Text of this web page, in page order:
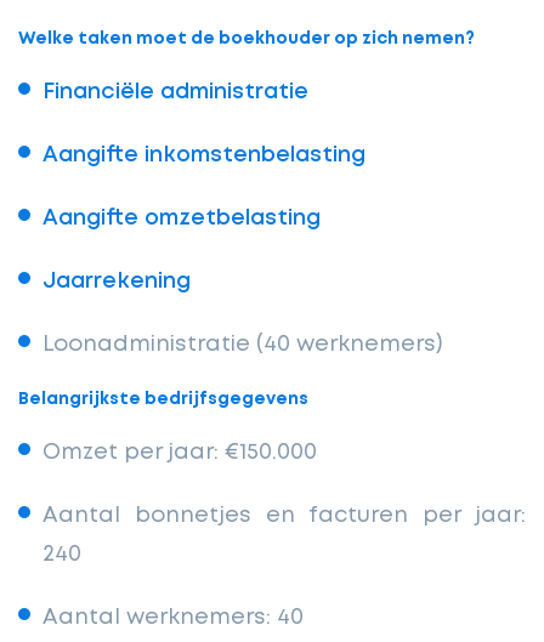
Welke taken moet de boekhouder op zich nemen?
Financiële administratie
Aangifte inkomstenbelasting
Aangifte omzetbelasting
Jaarrekening
Loonadministratie (40 werknemers)
Belangrijkste bedrijfsgegevens
Omzet per jaar: €150.000
Aantal bonnetjes en facturen per jaar:
240
Aantal werknemers: 40